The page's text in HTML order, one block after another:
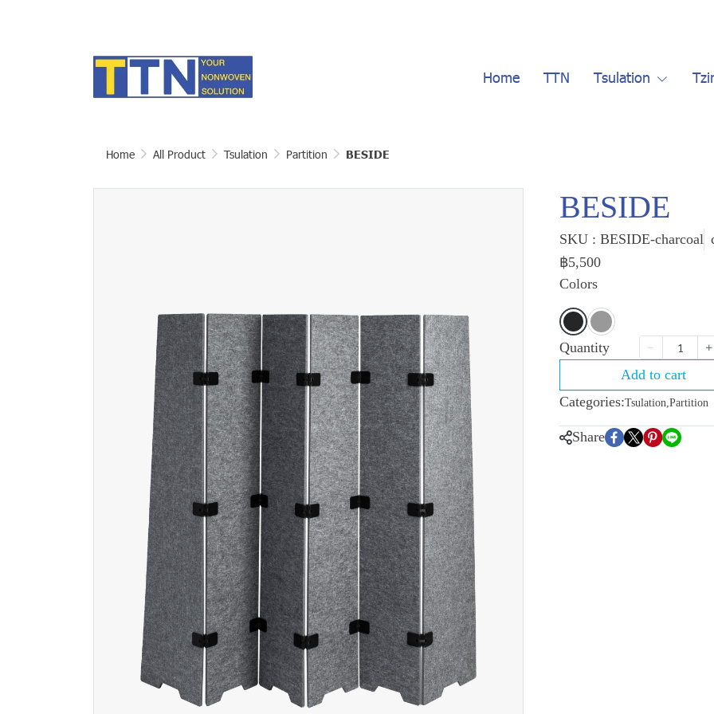
Home TTN Tsulation
Home All Product Tsulation Partition BESIDE
BESIDE
SKU : BESIDE-charcoal
฿5,500
Colors
Quantity
Add to cart
Categories:Tsulation,Partition
Share